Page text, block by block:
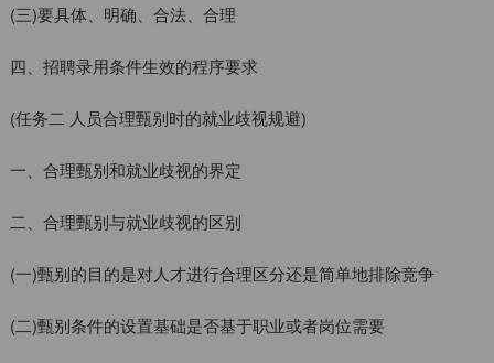
(三)要具体、明确、合法、合理
四、招聘录用条件生效的程序要求
(任务二 人员合理甄别时的就业歧视规避)
一、合理甄别和就业歧视的界定
二、合理甄别与就业歧视的区别
(一)甄别的目的是对人才进行合理区分还是简单地排除竞争
(二)甄别条件的设置基础是否基于职业或者岗位需要